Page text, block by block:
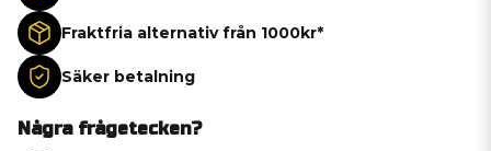
Fraktfria alternativ från 1000kr*
Säker betalning
Några frågetecken?